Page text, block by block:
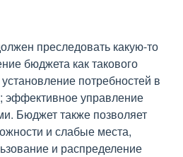
преследовать какую-то
бюджета как такового
потребностей в
эффективное управление
Бюджет также позволяет
и слабые места,
и распределение